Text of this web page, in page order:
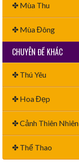
✤ Mùa Thu
✤ Mùa Đông
CHUYÊN ĐỀ KHÁC
✤ Thú Yêu
✤ Hoa Đẹp
✤ Cảnh Thiên Nhiên
✤ Thể Thao